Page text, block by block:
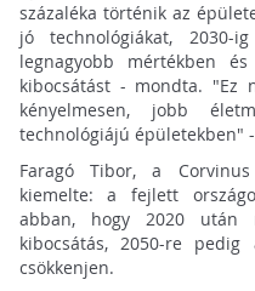
százaléka történik az
jó technológiákat, 2030-
legnagyobb mértékben
kibocsátást - mondta. "Ez
kényelmesen, jobb
technológiájú épületekben"
Faragó Tibor, a
kiemelte: a fejlett
abban, hogy 2020 után
kibocsátás, 2050-re
csökkenjen.